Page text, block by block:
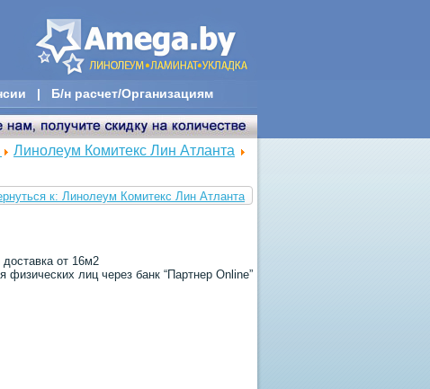
| Б/н расчет/Организациям
Линолеум Комитекс Лин Атланта
к: Линолеум Комитекс Лин Атланта
от 16м2
лиц через банк “Партнер Online”